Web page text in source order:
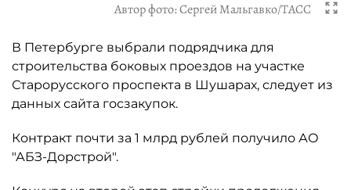
Автор фото:Сергей Мальгавко/ТАСС
В Петербурге выбрали подрядчика для
строительства боковых проездов на участке
Старорусского проспекта в Шушарах, следует из
данных сайта госзакупок.
Контракт почти за 1 млрд рублей получило АО
"АБЗ-Дорстрой".